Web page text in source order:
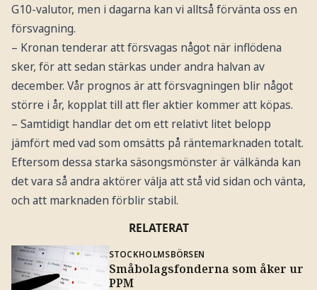
G10-valutor, men i dagarna kan vi alltså förvänta oss en
försvagning.
– Kronan tenderar att försvagas något när inflödena
sker, för att sedan stärkas under andra halvan av
december. Vår prognos är att försvagningen blir något
större i år, kopplat till att fler aktier kommer att köpas.
– Samtidigt handlar det om ett relativt litet belopp
jämfört med vad som omsätts på räntemarknaden totalt.
Eftersom dessa starka säsongsmönster är välkända kan
det vara så andra aktörer välja att stå vid sidan och vänta,
och att marknaden förblir stabil.
RELATERAT
STOCKHOLMSBÖRSEN
Småbolagsfonderna som åker ur
PPM